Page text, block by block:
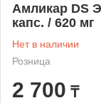
Амликар DS
капс. / 620 мг
Нет в наличии
Розница
2 700 ₸